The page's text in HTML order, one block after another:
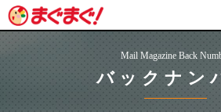
Mail Magazine Back
バックナン